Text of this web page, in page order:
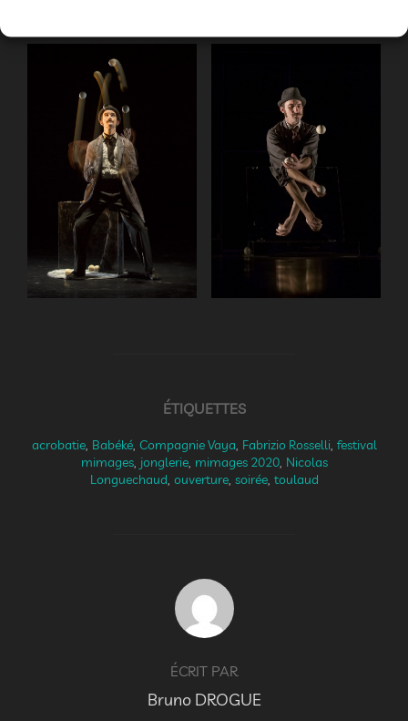
ÉTIQUETTES
acrobatie, Babéké, Compagnie Vaya, Fabrizio Rosselli, festival
mimages, jonglerie, mimages 2020, Nicolas
Longuechaud, ouverture, soirée, toulaud
AUTEUR DE LA PUBLICATION
ÉCRIT PAR
Bruno DROGUE